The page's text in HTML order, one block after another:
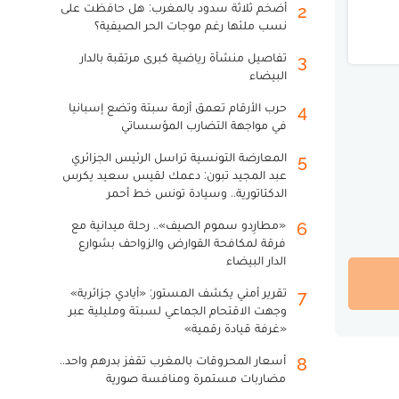
2
أضخم ثلاثة سدود بالمغرب: هل حافظت على
نسب ملئها رغم موجات الحر الصيفية؟
3
تفاصيل منشأة رياضية كبرى مرتقبة بالدار
البيضاء
4
حرب الأرقام تعمق أزمة سبتة وتضع إسبانيا
في مواجهة التضارب المؤسساتي
5
المعارضة التونسية تراسل الرئيس الجزائري
عبد المجيد تبون: دعمك لقيس سعيد يكرس
الدكتاتورية.. وسيادة تونس خط أحمر
6
«مطارِدو سموم الصيف».. رحلة ميدانية مع
فرقة لمكافحة القوارض والزواحف بشوارع
الدار البيضاء
7
تقرير أمني يكشف المستور: «أيادي جزائرية»
وجهت الاقتحام الجماعي لسبتة ومليلية عبر
«غرفة قيادة رقمية»
8
أسعار المحروقات بالمغرب تقفز بدرهم واحد..
مضاربات مستمرة ومنافسة صورية